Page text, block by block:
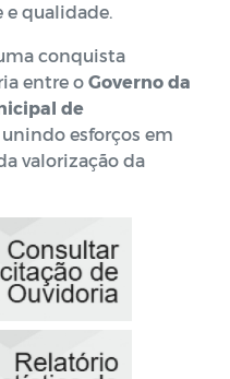
qualidade.
conquista
entre o Governo da
de
unindo esforços em
valorização da